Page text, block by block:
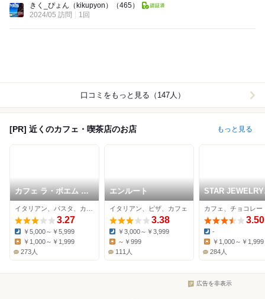
きく_ぴょん（kikupyon）
（465）
2024/05 訪問
1回
口コミをもっと見る（147人）
[PR] 近くのカフェ・喫茶店のお店 もっと見る
カフェ ラ・ボエム 元
町中華街
3.27
Dinner:
￥5,000～￥5,999
￥1,000～￥1,999
273人
エンルート
イタリアン、ピザ、カフェ
3.38
Dinner:
￥3,000～￥3,999
～￥999
111人
STAR JEWELRY
CAFE &
3.50
Dinner:
-
￥1,000～￥1,999
284人
広告を非表示